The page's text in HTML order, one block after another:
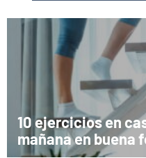
10 ejercicios en
mañana en buena